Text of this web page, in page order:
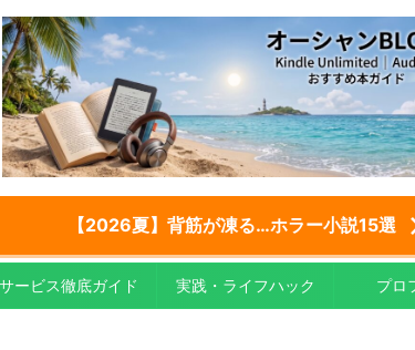
【2026夏】背筋が凍る…ホラー小説15選
サービス徹底ガイド 実践・ライフハック プロ